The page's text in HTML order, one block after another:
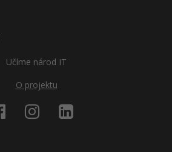
Učíme národ IT
O projektu